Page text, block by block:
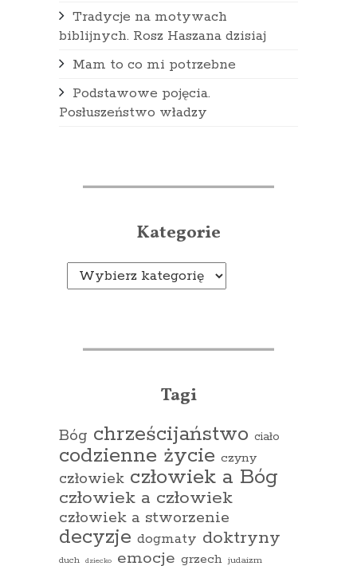
Tradycje na motywach
biblijnych. Rosz Haszana dzisiaj
Mam to co mi potrzebne
Podstawowe pojęcia.
Posłuszeństwo władzy
Kategorie
Kategorie
Tagi
Bóg chrześcijaństwo ciało
codzienne życie czyny
człowiek człowiek a Bóg
człowiek a człowiek
człowiek a stworzenie
decyzje dogmaty doktryny
duch dziecko emocje grzech judaizm